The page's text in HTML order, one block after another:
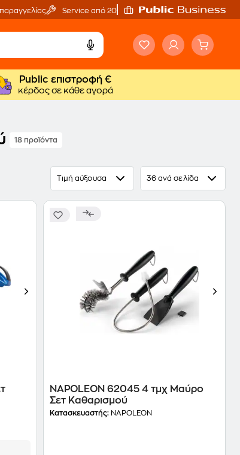
παραγγελίας Service από 20'
Public επιστροφή €
κέρδος σε κάθε αγορά
18 προϊόντα
Τιμή αύξουσα 36 ανά σελίδα
NAPOLEON 62045 4 τμχ Μαύρο
Σετ Καθαρισμού
Κατασκευαστής:NAPOLEON